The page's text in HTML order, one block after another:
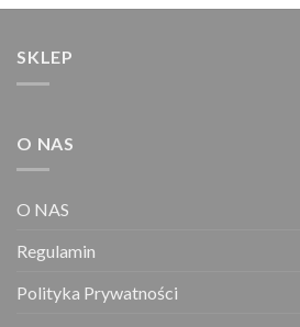
SKLEP
O NAS
O NAS
Regulamin
Polityka Prywatności